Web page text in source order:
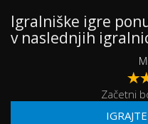
Igralniške igre
v naslednjih
Začetni